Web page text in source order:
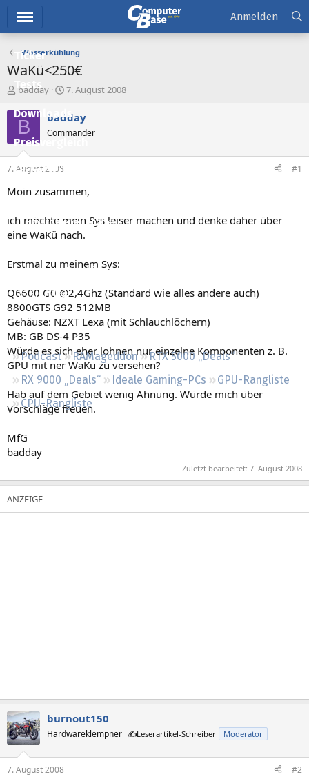
Ticker
Tests
Downloads
Preisvergleich
Forum
Aktuelles
Empfohlene Inhalte
Neueste Aktivitäten
Leserartikel
Regeln
Podcast RAMageddon
RTX 5000 „Deals“
RX 9000 „Deals“
Ideale Gaming-PCs
GPU-Rangliste
CPU-Rangliste
Anmelden
Wasserkühlung
WaKü<250€
E
s
e
l
e
r
badday
E
s
e
t
a
7. August 2008
B badday
Commander
7. August 2008 #1
Moin zusammen,
ich möchte mein Sys leiser machen und denke daher über
eine WaKü nach.
Erstmal zu meinem Sys:
Q6600 G0 @2,4Ghz (Standard wie alles andere auch)
8800GTS G92 512MB
Gehäuse: NZXT Lexa (mit Schlauchlöchern)
MB: GB DS-4 P35
Würde es sich eher lohnen nur einzelne Komponenten z. B.
GPU mit ner WaKü zu versehen?
Hab auf dem Gebiet wenig Ahnung. Würde mich über
Vorschläge freuen.
MfG
badday
Zuletzt bearbeitet: 7. August 2008
burnout150
Hardwareklempner ✍️Leserartikel-Schreiber Moderator
7. August 2008 #2